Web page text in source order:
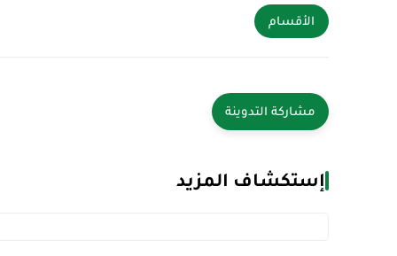
الأقسام
إستكشاف المزيد